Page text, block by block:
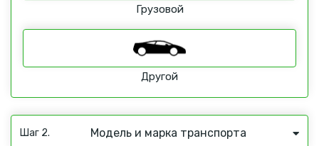
Грузовой
Другой
Шаг 2. Модель и марка транспорта